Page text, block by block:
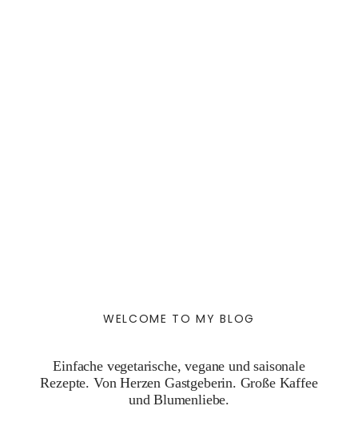
WELCOME TO MY BLOG
Einfache vegetarische, vegane und saisonale
Rezepte. Von Herzen Gastgeberin. Große Kaffee
und Blumenliebe.